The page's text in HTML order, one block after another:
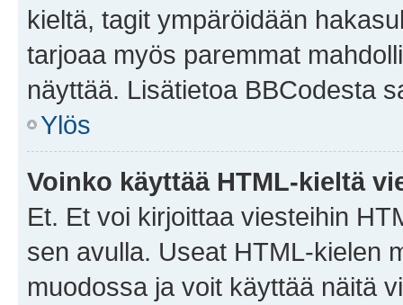
kieltä, tagit ympäröidään
tarjoaa myös paremmat
näyttää. Lisätietoa BBCodesta
Ylös
Voinko käyttää HTML-kieltä
Et. Et voi kirjoittaa viesteihin
sen avulla. Useat HTML-kielen
muodossa ja voit käyttää näitä